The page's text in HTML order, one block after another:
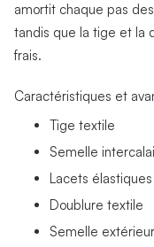
amortit chaque pas
tandis que la tige et la
frais.
Caractéristiques et
Tige textile
Semelle
Lacets
Doublure textile
Semelle